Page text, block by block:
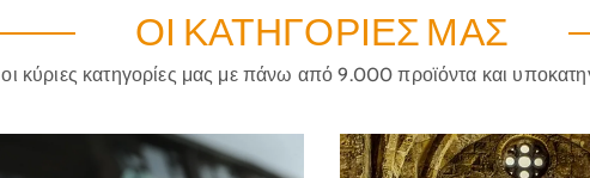
ΟΙ ΚΑΤΗΓΟΡΊΕΣ ΜΑΣ
οι κύριες κατηγορίες μας με πάνω από 9.000 προϊόντα και